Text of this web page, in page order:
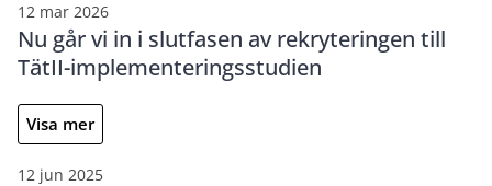
12 mar 2026
Nu går vi in i slutfasen av rekryteringen till
TätII-implementeringsstudien
Visa mer
12 jun 2025